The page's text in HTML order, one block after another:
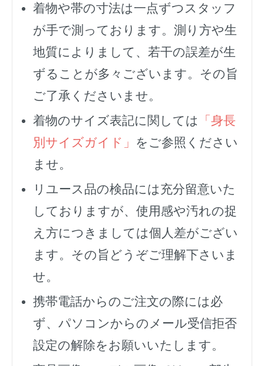
着物や帯の寸法は一点ずつスタッフ
が手で測っております。測り方や生
地質によりまして、若干の誤差が生
ずることが多々ございます。その旨
ご了承くださいませ。
着物のサイズ表記に関しては
「身長
別サイズガイド」 をご参照ください
ませ。
リユース品の検品には充分留意いた
しておりますが、使用感や汚れの捉
え方につきましては個人差がござい
ます。その旨どうぞご理解下さいま
せ。
携帯電話からのご注文の際には必
ず、 パソコンからのメール受信拒否
設定の解除をお願いいたします。